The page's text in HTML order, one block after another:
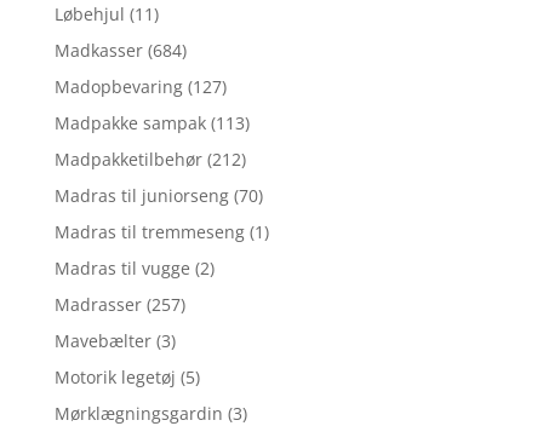
Løbehjul (11)
Madkasser (684)
Madopbevaring (127)
Madpakke sampak (113)
Madpakketilbehør (212)
Madras til juniorseng (70)
Madras til tremmeseng (1)
Madras til vugge (2)
Madrasser (257)
Mavebælter (3)
Motorik legetøj (5)
Mørklægningsgardin (3)